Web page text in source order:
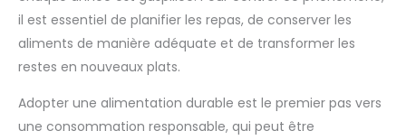
il est essentiel de planifier les repas, de conserver les
aliments de manière adéquate et de transformer les
restes en nouveaux plats.
Adopter une alimentation durable est le premier pas vers
une consommation responsable, qui peut être